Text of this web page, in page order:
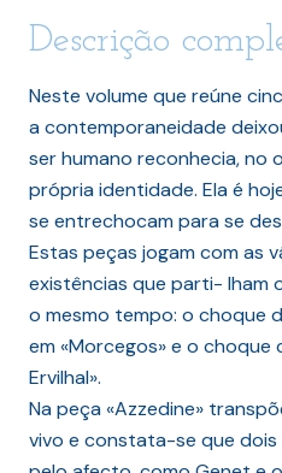
Descrição
Neste volume que reúne
a contemporaneidade
ser humano reconhecia, no
própria identidade. Ela é
se entrechocam para se
Estas peças jogam com as
existências que parti- lham
o mesmo tempo: o choque
em «Morcegos» e o choque
Ervilhal».
Na peça «Azzedine»
vivo e constata-se que